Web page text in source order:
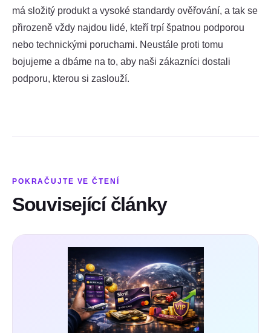
má složitý produkt a vysoké standardy ověřování, a tak se
přirozeně vždy najdou lidé, kteří trpí špatnou podporou
nebo technickými poruchami. Neustále proti tomu
bojujeme a dbáme na to, aby naši zákazníci dostali
podporu, kterou si zaslouží.
POKRAČUJTE VE ČTENÍ
Související články